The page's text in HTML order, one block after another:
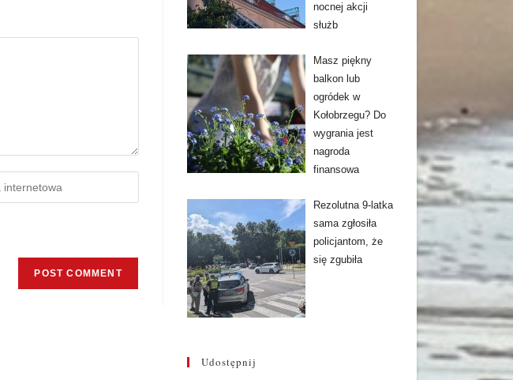
nocnej akcji
służb
Masz piękny
balkon lub
ogródek w
Kołobrzegu? Do
wygrania jest
nagroda
finansowa
Rezolutna 9-latka
sama zgłosiła
policjantom, że
się zgubiła
Udostępnij